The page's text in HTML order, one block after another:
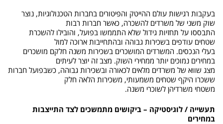
בעקבות רגישות עולם ההייטק והפיטורים בחברות הטכנולוגיות, נוצר
שוק משני של משרדים להשכרה, כאשר חברות רבות
התבססו על תחזיות גידול שלא התממשו בפועל, והובילו להשכרת
שטחים עודפים בשכירות גבוהה ובהתחייבות ארוכה למול
בעלי הנכסים. המשרדים המושכרים בשכירות משנה חלקם מושכרים
במחירים נמוכים יותר ממחירי השוק. מצב זה יוצר לעיתים
מצג שווא של משרדים מלאים לכאורה ובשכירות גבוהה, כשבפועל חברות
ששכרו היקף שטחים משמעותי, משכירות הלאה חלק
משטחי משרדיהן לשוכרי משנה.
תעשייה / לוגיסטיקה – ביקושים מתמשכים לצד התייצבות
במחירים